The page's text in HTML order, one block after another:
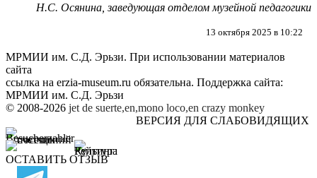
Н.С. Осянина, заведующая отделом музейной педагогики
13 октября 2025 в 10:22
МРМИИ им. С.Д. Эрьзи. При использовании материалов
сайта
ссылка на erzia-museum.ru обязательна. Поддержка сайта:
МРМИИ им. С.Д. Эрьзи
© 2008-2026 jet de suerte,en,mono loco,en crazy monkey
ВЕРСИЯ ДЛЯ СЛАБОВИДЯЩИХ
ОСТАВИТЬ ОТЗЫВ